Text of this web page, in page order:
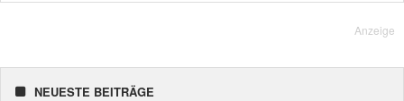
Anzeige
NEUESTE BEITRÄGE